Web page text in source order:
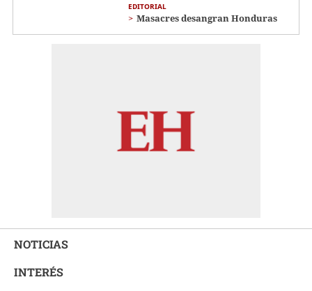
EDITORIAL
Masacres desangran Honduras
NOTICIAS
INTERÉS